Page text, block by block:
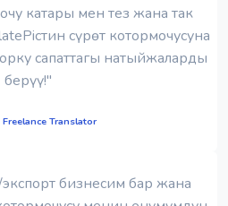
катары мен тез жана так
сүрөт котормочусуна
сапаттагы натыйжаларды
берүү!"
Translator
бизнесим бар жана